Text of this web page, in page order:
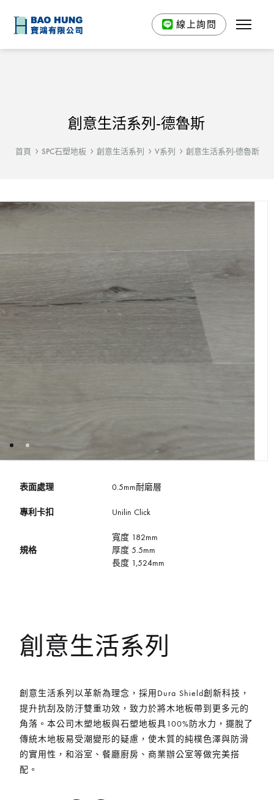
線上詢問
創意生活系列-德魯斯
首頁 SPC石塑地板 創意生活系列 V系列 創意生活系列-德魯斯
表面處理 0.5mm耐磨層
專利卡扣 Unilin Click
規格
寬度 182mm
厚度 5.5mm
長度 1,524mm
創意生活系列
創意生活系列以革新為理念，採用Dura Shield創新科技，
提升抗刮及防汙雙重功效，致力於將木地板帶到更多元的
角落。本公司木塑地板與石塑地板具100%防水力，擺脫了
傳統木地板易受潮變形的疑慮，使木質的純樸色澤與防滑
的實用性，和浴室、餐廳廚房、商業辦公室等做完美搭
配。